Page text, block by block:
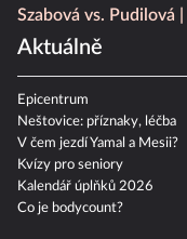
Szabová vs. Pudilová
Aktuálně
Epicentrum
Neštovice: příznaky, léčba
V čem jezdí Yamal a Mesii?
Kvízy pro seniory
Kalendář úplňků 2026
Co je bodycount?